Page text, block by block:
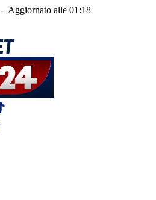
- Aggiornato alle 01:18